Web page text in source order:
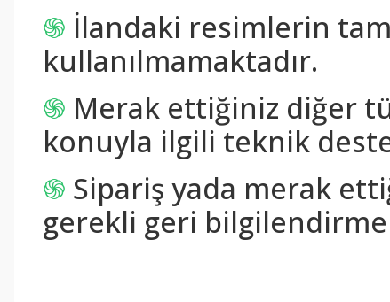
֍ İlandaki resimlerin
kullanılmamaktadır.
֍ Merak ettiğiniz diğer
konuyla ilgili teknik
֍ Sipariş yada merak
gerekli geri bilgilendirme